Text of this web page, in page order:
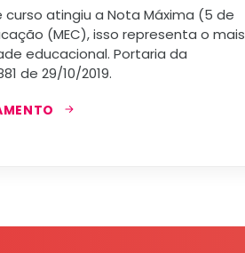
atingiu a Nota Máxima (5 de
(MEC), isso representa o mais
educacional. Portaria da
de 29/10/2019.